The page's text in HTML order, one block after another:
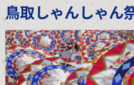
鳥取しゃんしゃん